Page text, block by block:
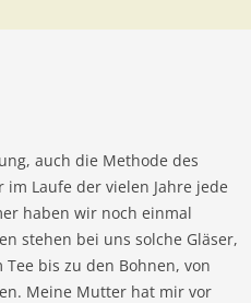
auch die Methode des
Laufe der vielen Jahre jede
haben wir noch einmal
stehen bei uns solche Gläser,
bis zu den Bohnen, von
Meine Mutter hat mir vor